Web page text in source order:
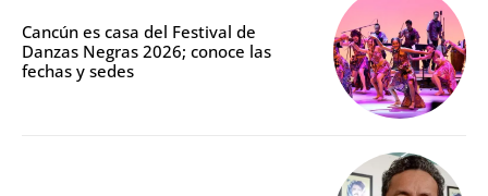
Cancún es casa del Festival de
Danzas Negras 2026; conoce las
fechas y sedes